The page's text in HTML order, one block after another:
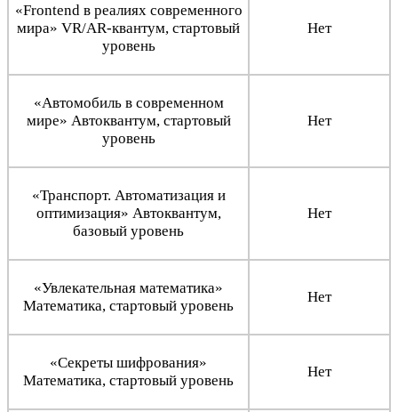
«Frontend в реалиях современного
мира» VR/AR-квантум, стартовый
уровень
Нет
«Автомобиль в современном
мире» Автоквантум, стартовый
уровень
Нет
«Транспорт. Автоматизация и
оптимизация» Автоквантум,
базовый уровень
Нет
«Увлекательная математика»
Математика, стартовый уровень
Нет
«Секреты шифрования»
Математика, стартовый уровень
Нет